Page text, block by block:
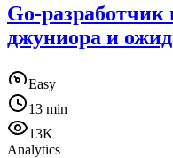
Go-разработчик
джуниора и
Easy
13 min
13K
Analytics